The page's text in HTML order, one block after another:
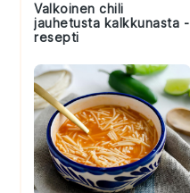
Valkoinen chili
jauhetusta kalkkunasta -
resepti